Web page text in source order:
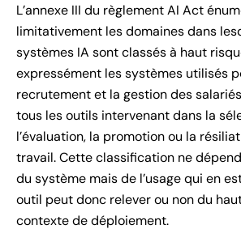
L’annexe III du règlement AI Act
limitativement les domaines dans
systèmes IA sont classés à haut
expressément les systèmes utilisés
recrutement et la gestion des
tous les outils intervenant dans la
l’évaluation, la promotion ou la
travail. Cette classification ne
du système mais de l’usage qui en
outil peut donc relever ou non du
contexte de déploiement.